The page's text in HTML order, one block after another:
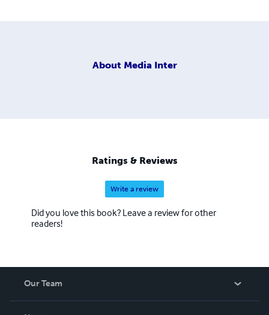
About Media Inter
Ratings & Reviews
Write a review
Did you love this book? Leave a review for other
readers!
Our Team